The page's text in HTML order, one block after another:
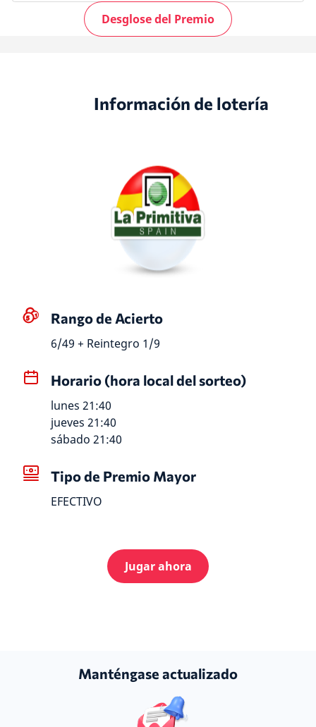
Desglose del Premio
Información de lotería
Rango de Acierto
6/49 + Reintegro 1/9
Horario (hora local del sorteo)
lunes 21:40
jueves 21:40
sábado 21:40
Tipo de Premio Mayor
EFECTIVO
Jugar ahora
Manténgase actualizado